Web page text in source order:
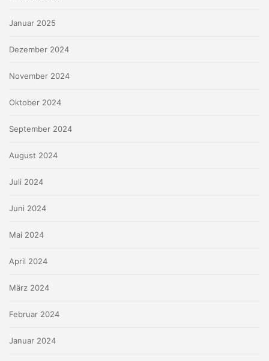
Januar 2025
Dezember 2024
November 2024
Oktober 2024
September 2024
August 2024
Juli 2024
Juni 2024
Mai 2024
April 2024
März 2024
Februar 2024
Januar 2024